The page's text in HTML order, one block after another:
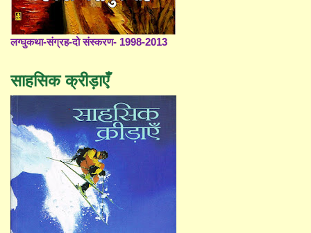
लग्घुकथा-संग्रह-दो संस्करण- 1998-2013
साहसिक क्रीड़ाएँ